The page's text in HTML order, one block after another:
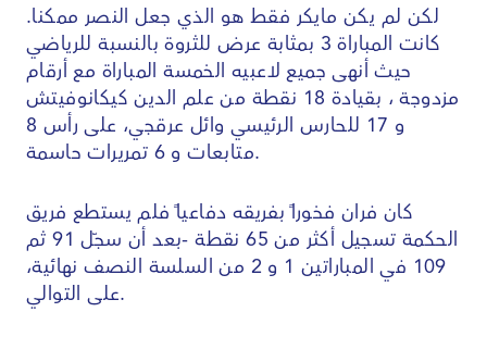
لكن لم يكن مايكر فقط هو الذي جعل النصر ممكنا.
كانت المباراة 3 بمثابة عرض للثروة بالنسبة للرياضي
حيث أنهى جميع لاعبيه الخمسة المباراة مع أرقام
مزدوجة ، بقيادة 18 نقطة من علم الدين كيكانوفيتش
و 17 للحارس الرئيسي وائل عرقجي، على رأس 8
متابعات و 6 تمريرات حاسمة.
كان فران فخوراً بفريقه دفاعياً فلم يستطع فريق
الحكمة تسجيل أكثر من 65 نقطة -بعد أن سجّل 91 ثم
109 في المباراتين 1 و 2 من السلسة النصف نهائية،
على التوالي.